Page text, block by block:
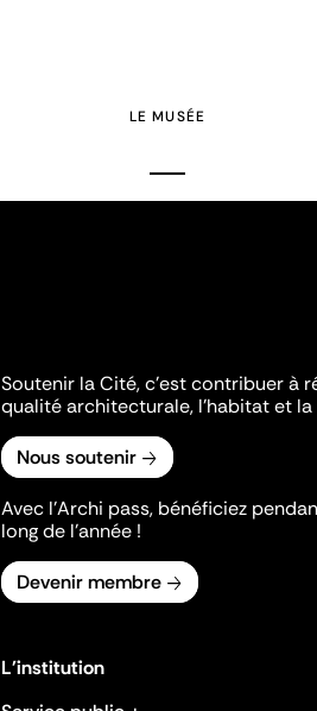
LE MUSÉE
Soutenir la Cité, c'est contribuer à
qualité architecturale, l'habitat et
Nous soutenir
Avec l’Archi pass, bénéficiez
long de l’année !
Devenir membre
L'institution